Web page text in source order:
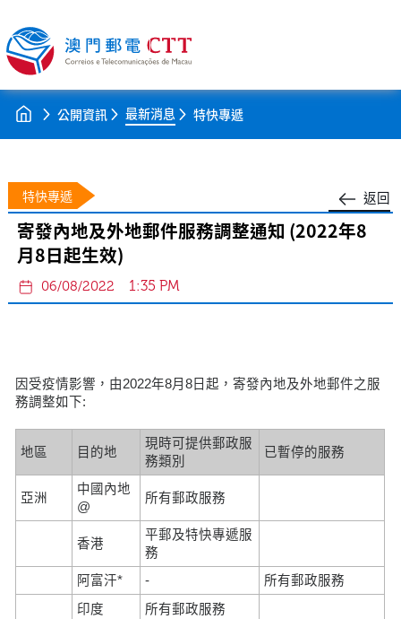
公開資訊 最新消息 特快專遞
返回
特快專遞
寄發內地及外地郵件服務調整通知 (2022年8
月8日起生效)
06/08/2022 1:35 PM
因受疫情影響，由2022年8月8日起，寄發內地及外地郵件之服
務調整如下:
地區 目的地
現時可提供郵政服
務類別
已暫停的服務
亞洲
中國內地
@
所有郵政服務
香港
平郵及特快專遞服
務
阿富汗*
-
所有郵政服務
印度
所有郵政服務